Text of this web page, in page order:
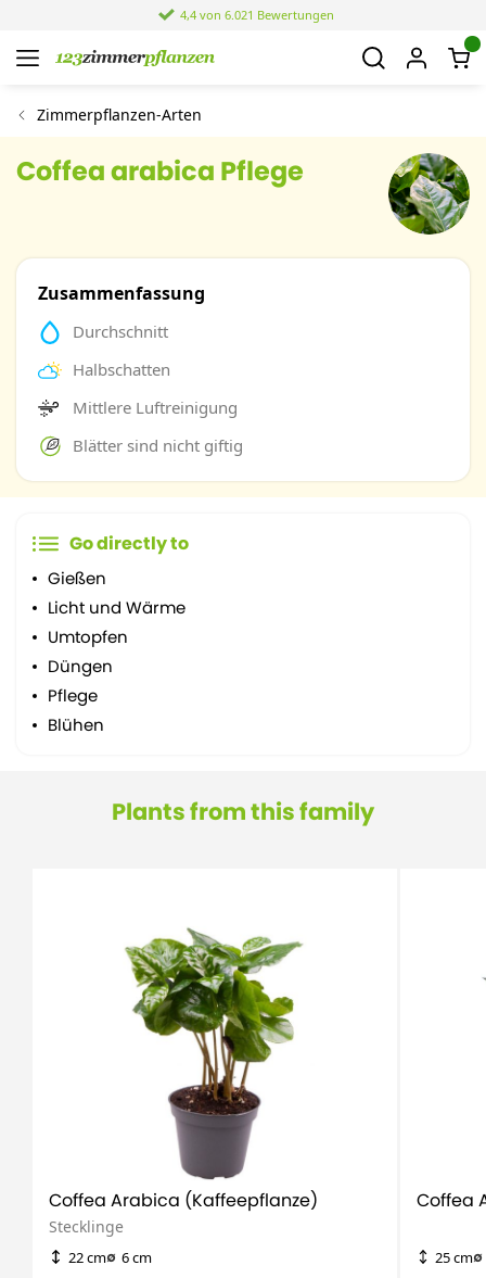
4,4 von 6.021 Bewertungen
Zimmerpflanzen-Arten
Coffea arabica Pflege
Zusammenfassung
Durchschnitt
Halbschatten
Mittlere Luftreinigung
Blätter sind nicht giftig
Plants from this family
Coffea Arabica (Kaffeepflanze)
Stecklinge
22 cm 6 cm
Coffea
25 cm
Go directly to
Gießen
Licht und Wärme
Umtopfen
Düngen
Pflege
Blühen